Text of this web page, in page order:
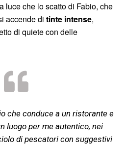
luce che lo scatto di Fabio, che
accende di tinte intense,
di quiete con delle
che conduce a un ristorante e
luogo per me autentico, nei
di pescatori con suggestivi